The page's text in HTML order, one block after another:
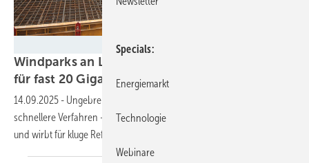
Windparks an Land: 2025 bundesweit vielleicht
für fast 20 Gigawatt grünes
14.09.2025 - Ungebremst anschwellende Genehmigungen,
schnellere Verfahren – Verband sieht gute Windkraft-Ausbaudynamik
und wirbt für kluge Reformen ab
Specials
Energiemarkt
Technologie
Webinare